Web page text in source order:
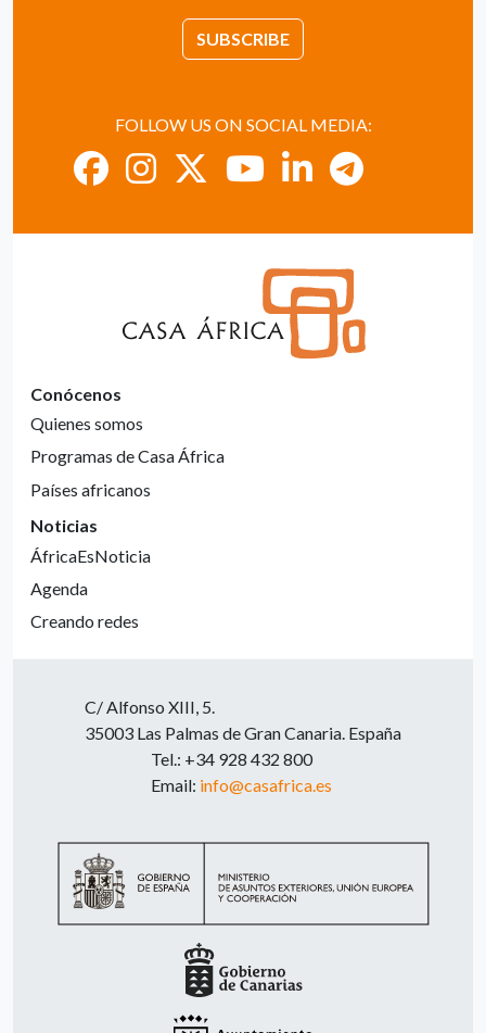
SUBSCRIBE
FOLLOW US ON SOCIAL MEDIA:
Conócenos
Quienes somos
Programas de Casa África
Países africanos
Noticias
ÁfricaEsNoticia
Agenda
Creando redes
C/ Alfonso XIII, 5.
35003 Las Palmas de Gran Canaria. España
Tel.: +34 928 432 800
Email: info@casafrica.es